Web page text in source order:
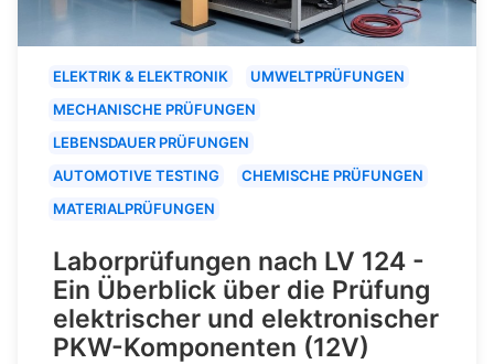
ELEKTRIK & ELEKTRONIK
UMWELTPRÜFUNGEN
MECHANISCHE PRÜFUNGEN
LEBENSDAUER PRÜFUNGEN
AUTOMOTIVE TESTING
CHEMISCHE PRÜFUNGEN
MATERIALPRÜFUNGEN
Laborprüfungen nach LV 124 -
Ein Überblick über die Prüfung
elektrischer und elektronischer
PKW-Komponenten (12V)